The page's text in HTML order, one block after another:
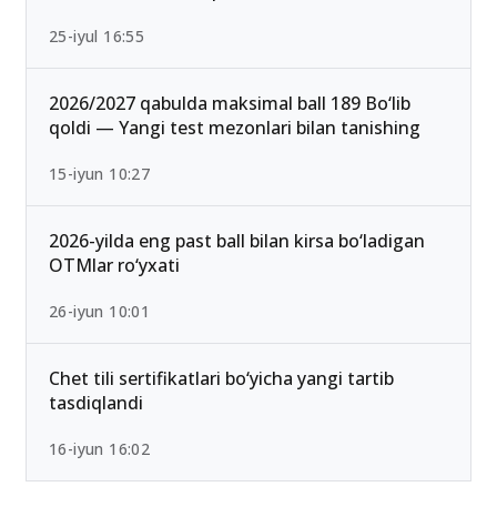
Ichki ishlar vazirligi Akademiyasi o‘tish ballari
2026 rasman e’lon qilindi
25-iyul 16:55
2026/2027 qabulda maksimal ball 189 Bo‘lib
qoldi — Yangi test mezonlari bilan tanishing
15-iyun 10:27
2026-yilda eng past ball bilan kirsa bo‘ladigan
OTMlar ro‘yxati
26-iyun 10:01
Chet tili sertifikatlari bo‘yicha yangi tartib
tasdiqlandi